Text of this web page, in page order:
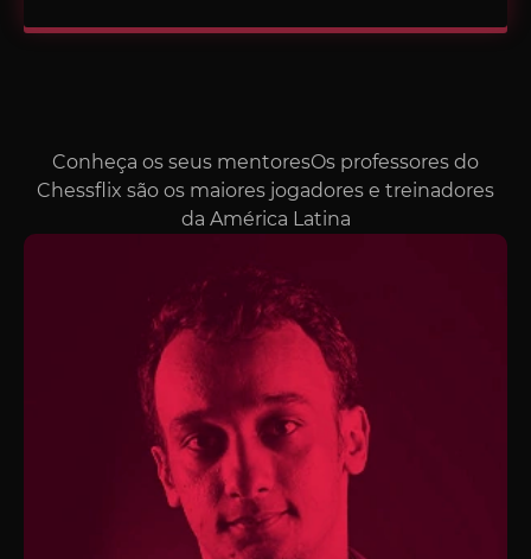
Conheça os seus mentoresOs professores do
Chessflix são os maiores jogadores e treinadores
da América Latina